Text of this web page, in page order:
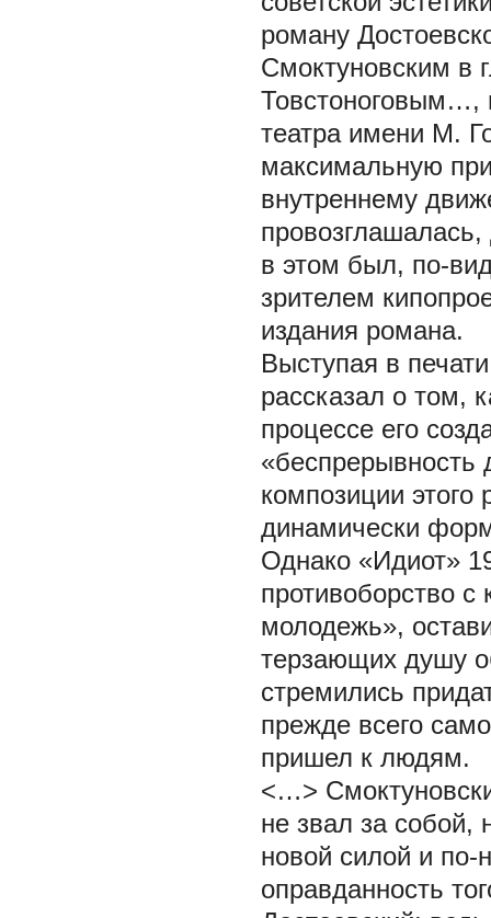
роману
Смоктуновским в
Товстоноговым…,
театра имени М.
максимальную
внутреннему
в этом был, по-
зрителем
издания романа.
Выступая в
рассказал о том,
процессе его
«беспрерывность
композиции
динамически
Однако «Идиот»
противоборство
молодежь»,
терзающих душу
стремились
прежде всего
пришел к людям.
<…>
не звал за собой,
новой силой и по-
оправданность